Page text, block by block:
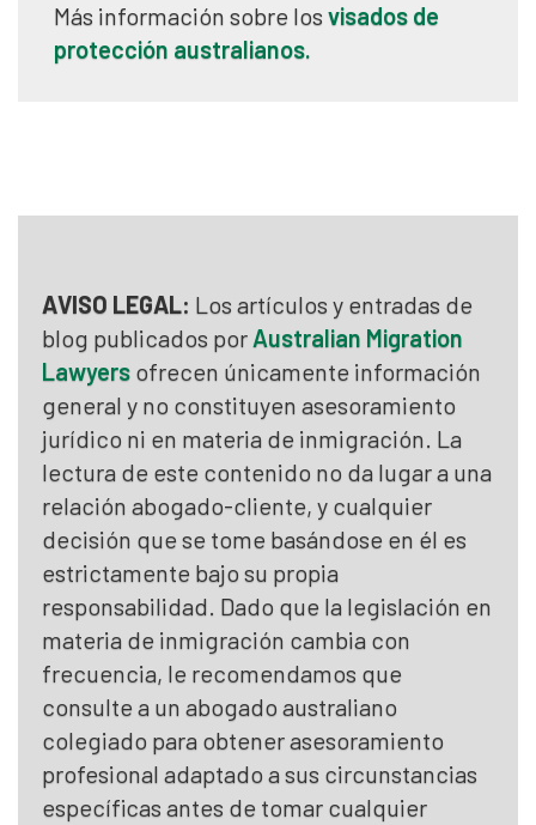
Más información sobre los visados de
protección australianos.
AVISO LEGAL: Los artículos y entradas de
blog publicados por Australian Migration
Lawyers ofrecen únicamente información
general y no constituyen asesoramiento
jurídico ni en materia de inmigración. La
lectura de este contenido no da lugar a una
relación abogado-cliente, y cualquier
decisión que se tome basándose en él es
estrictamente bajo su propia
responsabilidad. Dado que la legislación en
materia de inmigración cambia con
frecuencia, le recomendamos que
consulte a un abogado australiano
colegiado para obtener asesoramiento
profesional adaptado a sus circunstancias
específicas antes de tomar cualquier